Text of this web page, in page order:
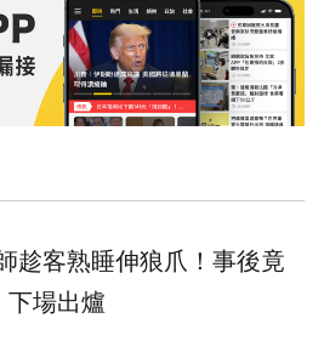
趁客熟睡伸狼爪！事後竟
下場出爐